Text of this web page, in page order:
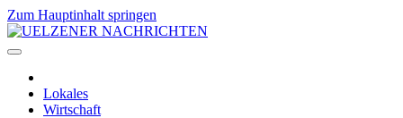
Zum Hauptinhalt springen
Lokales
Wirtschaft